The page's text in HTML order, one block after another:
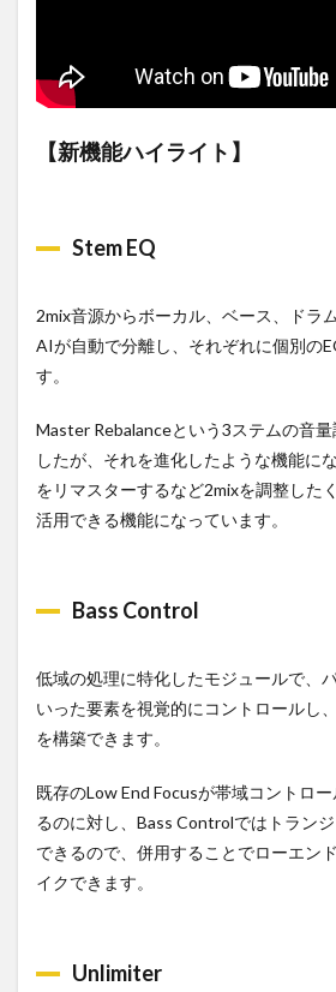
（Maximizer）
1.5
Assistant
感や
音質
2.1
たい
部分
2.2
CPU
負荷
め
【新機能ハイライト】
Stem EQ
2mix音源からボーカル、ベース、ドラ
AIが自動で分離し、それぞれに個別の
す。
Master Rebalanceという3ステムの音
したが、それを進化したような機能に
をリマスターするなど2mixを調整した
活用できる機能になっています。
Bass Control
低域の処理に特化したモジュールで、
いった要素を視覚的にコントロールし
を構築できます。
既存のLow End Focusが帯域コントロ
るのに対し、Bass Controlではトラン
できるので、併用することでローエン
イクできます。
Unlimiter